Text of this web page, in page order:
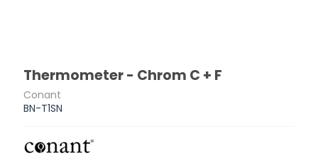
Thermometer - Chrom C + F
Conant
BN-T1SN